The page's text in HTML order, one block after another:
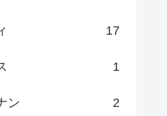
17
1
ン 2